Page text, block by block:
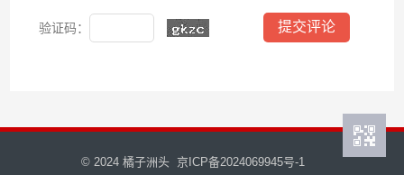
验证码：
© 2024 橘子洲头 京ICP备2024069945号-1